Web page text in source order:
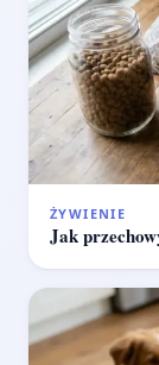
ŻYWIENIE
Jak